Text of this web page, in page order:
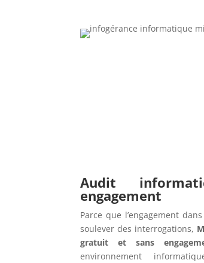
Audit
engagement
Parce que l’engagement
soulever des interrogations,
gratuit et sans
environnement